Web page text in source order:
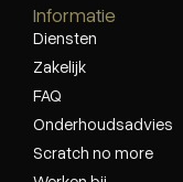
Informatie
Diensten
Zakelijk
FAQ
Onderhoudsadvies
Scratch no more